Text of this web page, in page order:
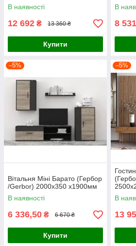
В наявності
12 692 ₴ 13 360 ₴
Купити
В
8 531
–5%
Вітальня Міні Барато (Гербор
/Gerbor) 2000х350 х1900мм
В наявності
6 336,50 ₴ 6 670 ₴
Купити
–5%
В
13